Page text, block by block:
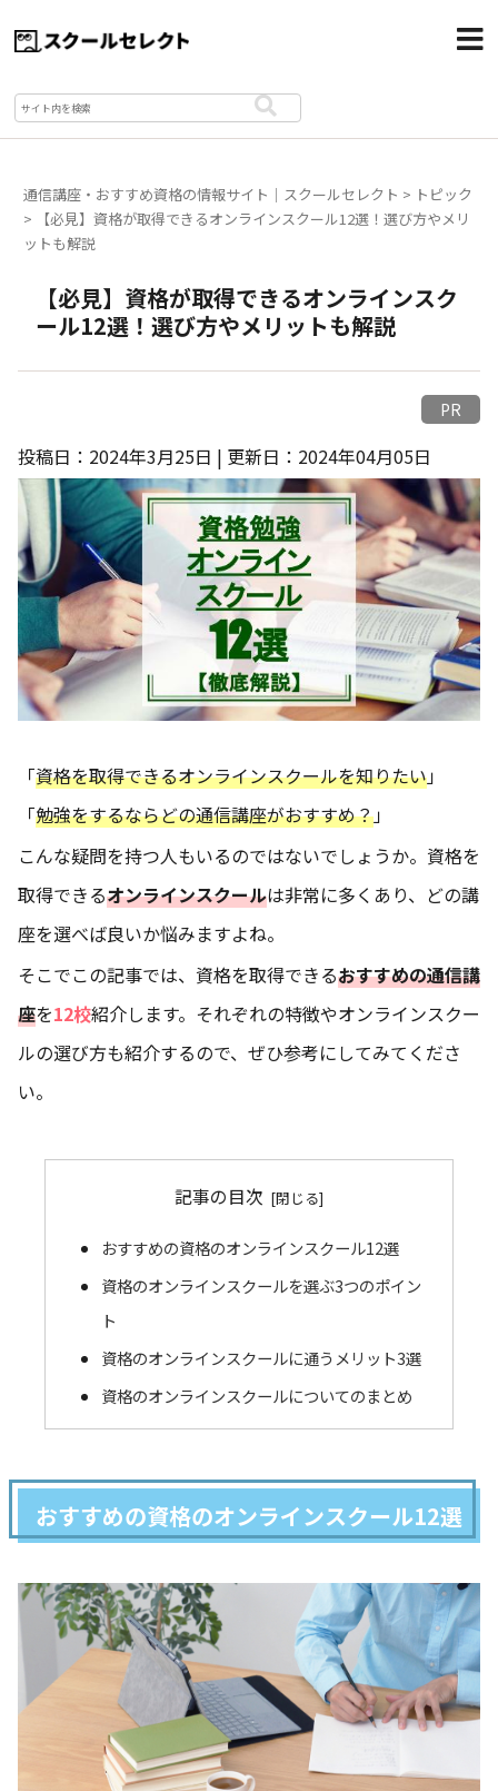
通信講座・おすすめ資格の情報サイト｜スクールセレクト > トピック
>
【必見】資格が取得できるオンラインスクール12選！選び方やメリ
ットも解説
【必見】資格が取得できるオンラインスク
ール12選！選び方やメリットも解説
PR
投稿日：2024年3月25日 | 更新日：2024年04月05日
「資格を取得できるオンラインスクールを知りたい」
「勉強をするならどの通信講座がおすすめ？」
こんな疑問を持つ人もいるのではないでしょうか。資格を
取得できるオンラインスクールは非常に多くあり、どの講
座を選べば良いか悩みますよね。
そこでこの記事では、資格を取得できるおすすめの通信講
座を12校紹介します。それぞれの特徴やオンラインスクー
ルの選び方も紹介するので、ぜひ参考にしてみてくださ
い。
記事の目次
おすすめの資格のオンラインスクール12選
資格のオンラインスクールを選ぶ3つのポイン
ト
資格のオンラインスクールに通うメリット3選
資格のオンラインスクールについてのまとめ
おすすめの資格のオンラインスクール12選